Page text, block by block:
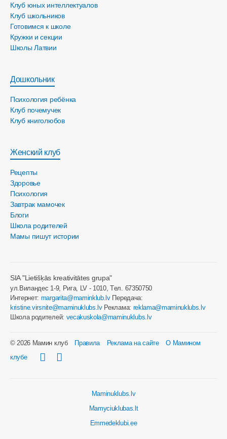
Клуб юных интеллектуалов
Клуб школьников
Готовимся к школе
Кружки и секции
Школы Латвии
Дошкольник
Психология ребёнка
Клуб почемучек
Клуб книголюбов
Женский клуб
Рецепты
Здоровье
Психология
Завтрак мамочек
Блоги
Школа родителей
Мамы пишут истории
SIA "Lietišķās kreativitātes grupa"
ул.Виландес 1-9, Рига, LV - 1010, Tел. 67350750
Интернет: margarita@maminklub.lvПередача:
kristine.virsnite@maminuklubs.lvРеклама: reklama@maminuklubs.lv
Школа родителей: vecakuskola@maminuklubs.lv
© 2026 Мамин клуб Правила Реклама на сайте
О Мамином
клубе
Maminuklubs.lv
Mamyciuklubas.lt
Emmedeklubi.ee